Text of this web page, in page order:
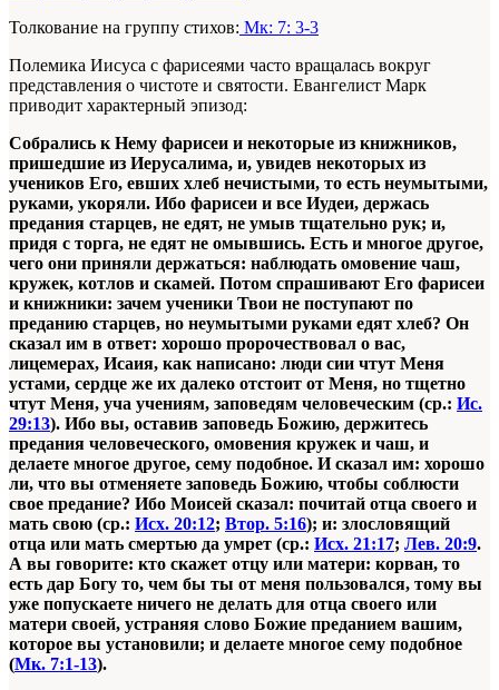
Толкование на группу стихов: Мк: 7: 3-3
Полемика Иисуса с фарисеями часто вращалась вокруг
представления о чистоте и святости. Евангелист Марк
приводит характерный эпизод:
Собрались к Нему фарисеи и некоторые из книжников,
пришедшие из Иерусалима, и, увидев некоторых из
учеников Его, евших хлеб нечистыми, то есть неумытыми,
руками, укоряли. Ибо фарисеи и все Иудеи, держась
предания старцев, не едят, не умыв тщательно рук; и,
придя с торга, не едят не омывшись. Есть и многое другое,
чего они приняли держаться: наблюдать омовение чаш,
кружек, котлов и скамей. Потом спрашивают Его фарисеи
и книжники: зачем ученики Твои не поступают по
преданию старцев, но неумытыми руками едят хлеб? Он
сказал им в ответ: хорошо пророчествовал о вас,
лицемерах, Исаия, как написано: люди сии чтут Меня
устами, сердце же их далеко отстоит от Меня, но тщетно
чтут Меня, уча учениям, заповедям человеческим (ср.: Ис.
29:13). Ибо вы, оставив заповедь Божию, держитесь
предания человеческого, омовения кружек и чаш, и
делаете многое другое, сему подобное. И сказал им: хорошо
ли, что вы отменяете заповедь Божию, чтобы соблюсти
свое предание? Ибо Моисей сказал: почитай отца своего и
мать свою (ср.: Исх. 20:12; Втор. 5:16); и: злословящий
отца или мать смертью да умрет (ср.: Исх. 21:17; Лев. 20:9.
А вы говорите: кто скажет отцу или матери: корван, то
есть дар Богу то, чем бы ты от меня пользовался, тому вы
уже попускаете ничего не делать для отца своего или
матери своей, устраняя слово Божие преданием вашим,
которое вы установили; и делаете многое сему подобное
(Мк. 7:1-13).